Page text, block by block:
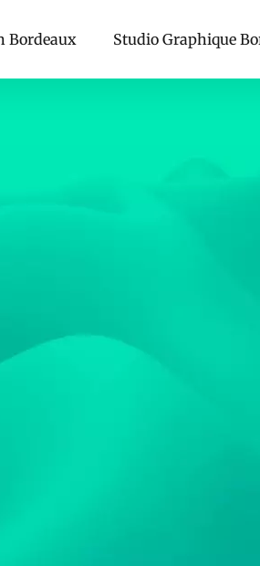
Bordeaux Studio Graphique